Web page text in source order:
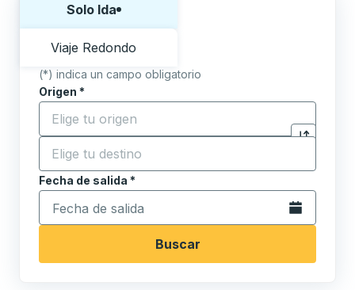
Solo Ida
Viaje Redondo
(*) indica un campo obligatorio
Origen *
Comience a escribir la ciudad de origen para abrir
Haga clic
Destino *
Comience a escribir la ciudad de destino para abrir
Fecha de salida *
Escriba la fecha en formato de fecha Barra diagonal
Abra el
Buscar